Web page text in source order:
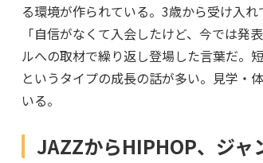
る環境が作られている。3歳から受け入
「自信がなくて入会したけど、今では
ルへの取材で繰り返し登場した言葉だ。
というタイプの成長の話が多い。見学・
いる。
JAZZからHIPHOP、ジャ